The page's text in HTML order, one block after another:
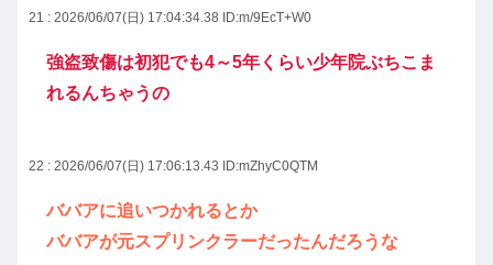
21 : 2026/06/07(日) 17:04:34.38 ID:m/9EcT+W0
強盗致傷は初犯でも4～5年くらい少年院ぶちこま
れるんちゃうの
22 : 2026/06/07(日) 17:06:13.43 ID:mZhyC0QTM
ババアに追いつかれるとか
ババアが元スプリンクラーだったんだろうな